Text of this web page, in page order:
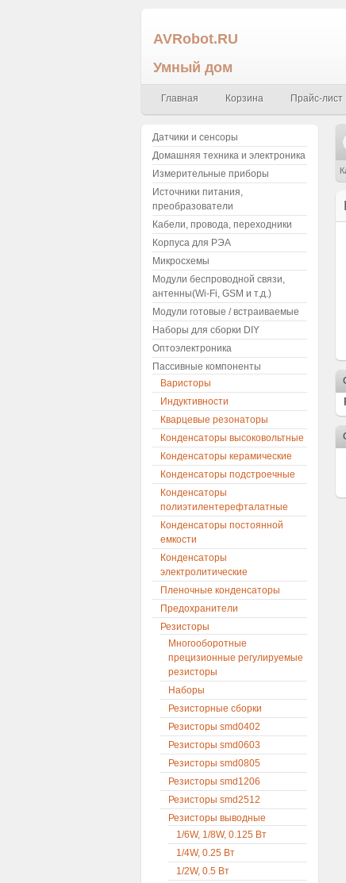
AVRobot.RU
Умный дом
Главная Корзина Прайс-лист
Датчики и сенсоры
Домашняя техника и электроника
Измерительные приборы
Источники питания,
преобразователи
Кабели, провода, переходники
Корпуса для РЭА
Микросхемы
Модули беспроводной связи,
антенны(Wi-Fi, GSM и т.д.)
Модули готовые / встраиваемые
Наборы для сборки DIY
Оптоэлектроника
Пассивные компоненты
Варисторы
Индуктивности
Кварцевые резонаторы
Конденсаторы высоковольтные
Конденсаторы керамические
Конденсаторы подстроечные
Конденсаторы
полиэтилентерефталатные
Конденсаторы постоянной
емкости
Конденсаторы
электролитические
Пленочные конденсаторы
Предохранители
Резисторы
Многооборотные
прецизионные регулируемые
резисторы
Наборы
Резисторные сборки
Резисторы smd0402
Резисторы smd0603
Резисторы smd0805
Резисторы smd1206
Резисторы smd2512
Резисторы выводные
1/6W, 1/8W, 0.125 Вт
1/4W, 0.25 Вт
1/2W, 0.5 Вт